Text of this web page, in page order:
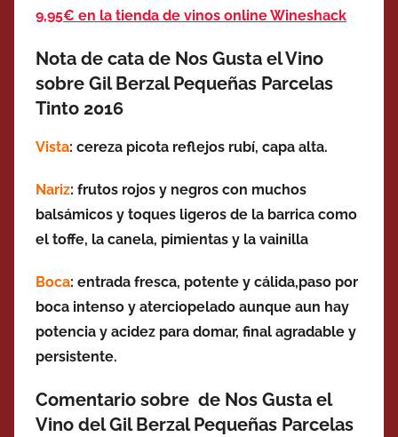
9,95€ en la tienda de vinos online Wineshack
Nota de cata de Nos Gusta el Vino
sobre Gil Berzal Pequeñas Parcelas
Tinto 2016
Vista: cereza picota reflejos rubí, capa alta.
Nariz: frutos rojos y negros con muchos
balsámicos y toques ligeros de la barrica como
el toffe, la canela, pimientas y la vainilla
Boca: entrada fresca, potente y cálida,paso por
boca intenso y aterciopelado aunque aun hay
potencia y acidez para domar, final agradable y
persistente.
Comentario sobre de Nos Gusta el
Vino del Gil Berzal Pequeñas Parcelas